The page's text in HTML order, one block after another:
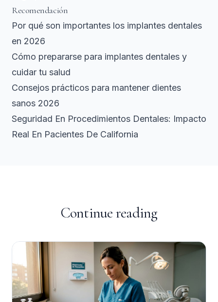
Recomendación
Por qué son importantes los implantes dentales
en 2026
Cómo prepararse para implantes dentales y
cuidar tu salud
Consejos prácticos para mantener dientes
sanos 2026
Seguridad En Procedimientos Dentales: Impacto
Real En Pacientes De California
Continue reading